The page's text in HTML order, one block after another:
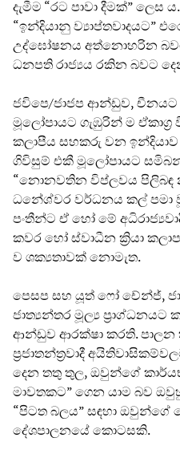
දැමීම “රට පාවා දීමක්” ලෙස
“ඉන්දියානු ව්‍යාප්තවාදයට”
උද්ඝෝෂනය අත්නොහරින බවට
ධනපති රාජ්‍යය රකින බවට
ජවිපෙ/ජාජප ආන්ඩුව,
මූලෝපායට ගැඹුරින් ම
කලාපීය සහකරු වන ඉන්දියාව
ගිවිසුම් එකී මූලෝපායට
“නොනවතින විප්ලවය පිලිබඳ
ධනේශ්වර වර්ධනය කල් පමා වූ
පංතීන්ට ඒ හෝ මේ
කවර හෝ ස්වාධීන ක්‍රියා
ව ශක්‍යතාවක් නොමැත.
පෙසප සහ යූත් ෆෝ චේන්ජ්,
ජාත්‍යන්තර මූල්‍ය ප්‍රාග්ධනයට
ආන්ඩුව ආරක්ෂා කරති. පාලන
ප්‍රජාතන්ත්‍රවාදී
දෙන තතු තුල, ඔවුන්ගේ
මාවතකට” ගෙන යාම බව
“පිටත බලය” සඳහා ඔවුන්ගේ
දේශපාලනයේ කොටසකි.